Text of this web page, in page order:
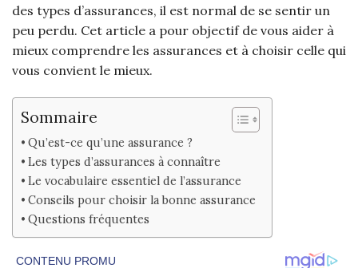
des types d’assurances, il est normal de se sentir un
peu perdu. Cet article a pour objectif de vous aider à
mieux comprendre les assurances et à choisir celle qui
vous convient le mieux.
Sommaire
Qu’est-ce qu’une assurance ?
Les types d’assurances à connaître
Le vocabulaire essentiel de l’assurance
Conseils pour choisir la bonne assurance
Questions fréquentes